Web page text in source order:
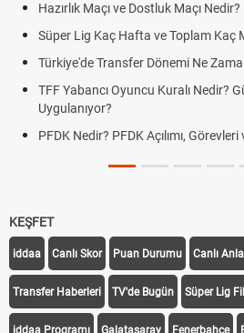
Hazırlık Maçı ve Dostluk Maçı
Süper Lig Kaç Hafta ve Toplam Kaç
Türkiye'de Transfer Dönemi Ne
TFF Yabancı Oyuncu Kuralı Nedir?
Uygulanıyor?
PFDK Nedir? PFDK Açılımı,
KEŞFET
iddaa Canlı Skor Puan Durumu Canlı
Transfer Haberleri TV'de Bugün Süper Lig
iddaa Programı Galatasaray Fenerbahçe